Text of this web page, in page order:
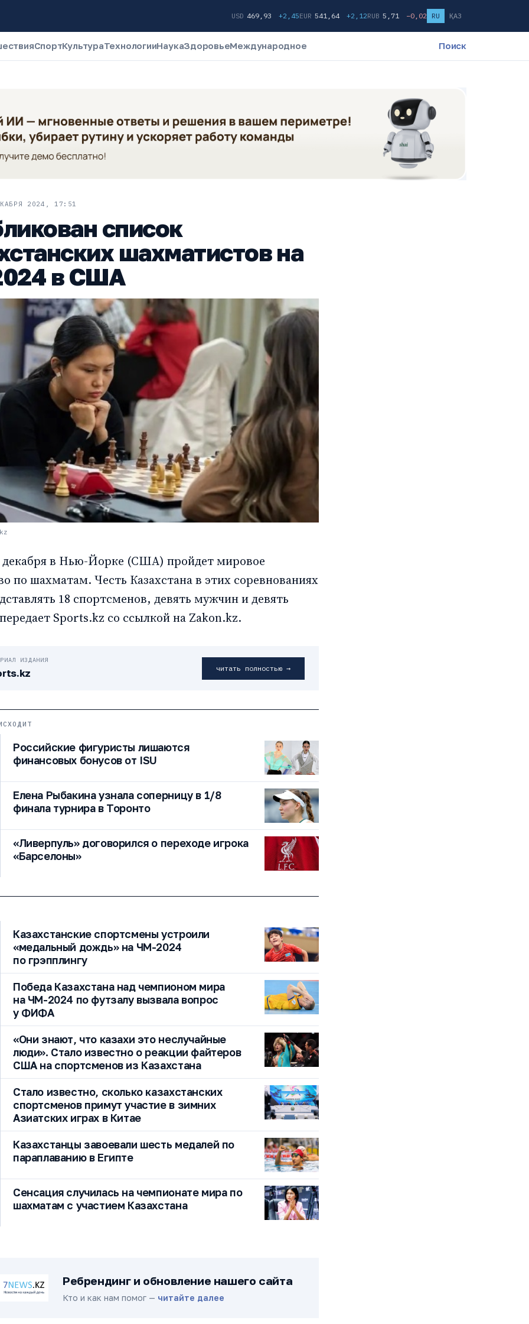
USD 469,93 +2,45EUR 541,64 +2,12RUB 5,71 −0,02 RU ҚАЗ
СпортКультураТехнологииНаукаЗдоровьеМеждународное Поиск
2024, 17:51
список
шахматистов на
в США
декабря в Нью-Йорке (США) пройдет мировое
по шахматам. Честь Казахстана в этих соревнованиях
18 спортсменов, девять мужчин и девять
Sports.kz со ссылкой на Zakon.kz.
ИЗДАНИЯ
читать полностью →
Российские фигуристы лишаются
финансовых бонусов от ISU
Елена Рыбакина узнала соперницу в 1/8
финала турнира в Торонто
«Ливерпуль» договорился о переходе игрока
«Барселоны»
Казахстанские спортсмены устроили
«медальный дождь» на ЧМ-2024
по грэпплингу
Победа Казахстана над чемпионом мира
на ЧМ-2024 по футзалу вызвала вопрос
у ФИФА
«Они знают, что казахи это неслучайные
люди». Стало известно о реакции файтеров
США на спортсменов из Казахстана
Стало известно, сколько казахстанских
спортсменов примут участие в зимних
Азиатских играх в Китае
Казахстанцы завоевали шесть медалей по
параплаванию в Египте
Сенсация случилась на чемпионате мира по
шахматам с участием Казахстана
Ребрендинг и обновление нашего сайта
Кто и как нам помог — читайте далее